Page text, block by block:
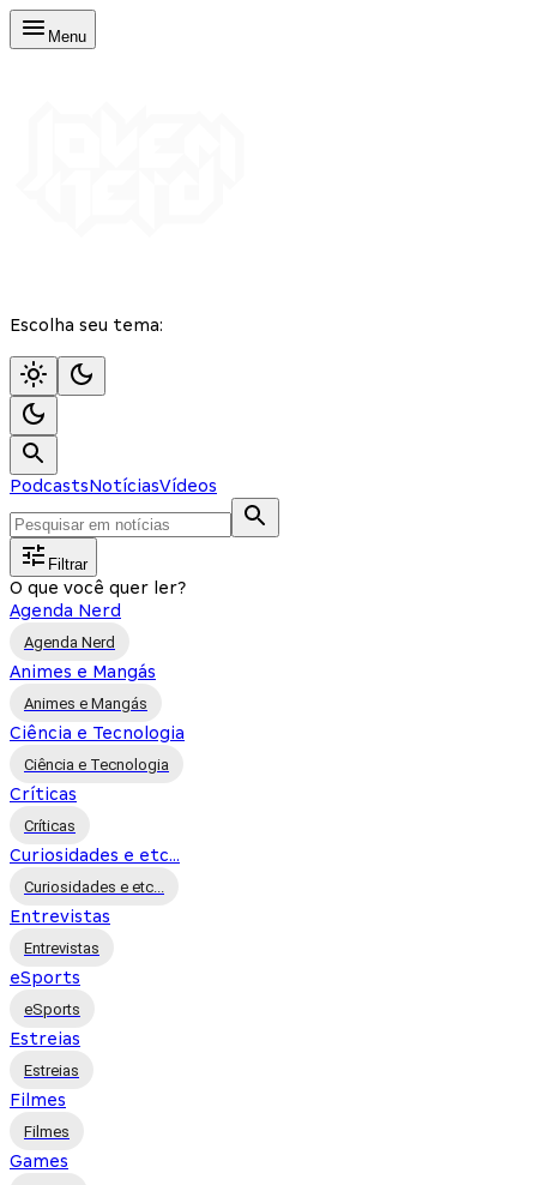
Menu
Escolha seu tema:
PodcastsNotíciasVídeos
Filtrar
O que você quer ler?
Agenda Nerd
Agenda Nerd
Animes e Mangás
Animes e Mangás
Ciência e Tecnologia
Ciência e Tecnologia
Críticas
Críticas
Curiosidades e etc...
Curiosidades e etc...
Entrevistas
Entrevistas
eSports
eSports
Estreias
Estreias
Filmes
Filmes
Games